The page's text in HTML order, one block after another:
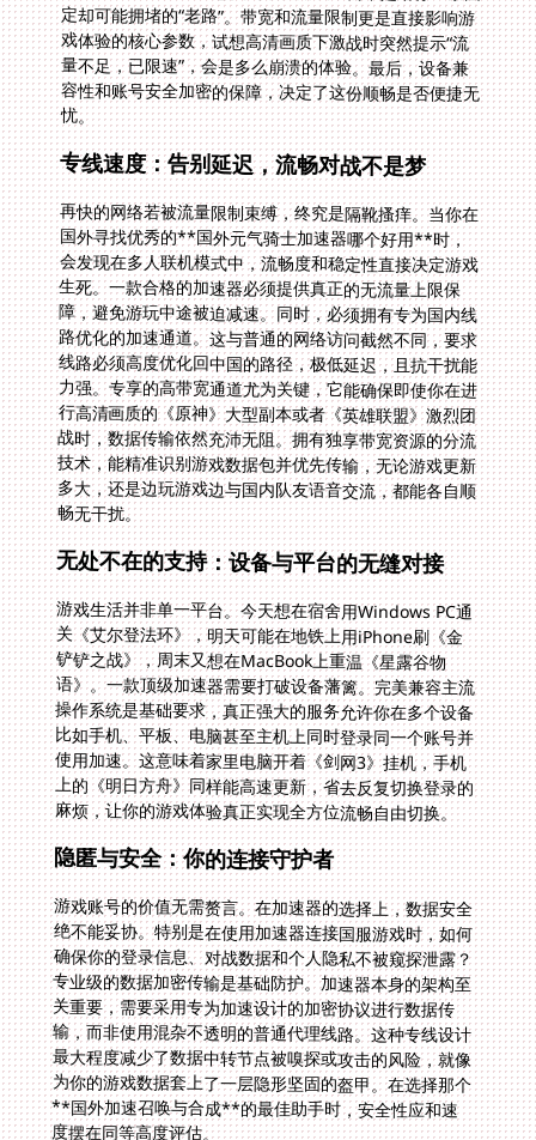
忧。
专线速度：告别延迟，流畅对战不是梦
再快的网络若被流量限制束缚，终究是隔靴搔痒。当你在
国外寻找优秀的**国外元气骑士加速器哪个好用**时，
会发现在多人联机模式中，流畅度和稳定性直接决定游戏
生死。一款合格的加速器必须提供真正的无流量上限保
障，避免游玩中途被迫减速。同时，必须拥有专为国内线
路优化的加速通道。这与普通的网络访问截然不同，要求
线路必须高度优化回中国的路径，极低延迟，且抗干扰能
力强。专享的高带宽通道尤为关键，它能确保即使你在进
行高清画质的《原神》大型副本或者《英雄联盟》激烈团
战时，数据传输依然充沛无阻。拥有独享带宽资源的分流
技术，能精准识别游戏数据包并优先传输，无论游戏更新
多大，还是边玩游戏边与国内队友语音交流，都能各自顺
畅无干扰。
无处不在的支持：设备与平台的无缝对接
游戏生活并非单一平台。今天想在宿舍用Windows PC通
关《艾尔登法环》，明天可能在地铁上用iPhone刷《金
铲铲之战》，周末又想在MacBook上重温《星露谷物
语》。一款顶级加速器需要打破设备藩篱。完美兼容主流
操作系统是基础要求，真正强大的服务允许你在多个设备
比如手机、平板、电脑甚至主机上同时登录同一个账号并
使用加速。这意味着家里电脑开着《剑网3》挂机，手机
上的《明日方舟》同样能高速更新，省去反复切换登录的
麻烦，让你的游戏体验真正实现全方位流畅自由切换。
隐匿与安全：你的连接守护者
游戏账号的价值无需赘言。在加速器的选择上，数据安全
绝不能妥协。特别是在使用加速器连接国服游戏时，如何
确保你的登录信息、对战数据和个人隐私不被窥探泄露？
专业级的数据加密传输是基础防护。加速器本身的架构至
关重要，需要采用专为加速设计的加密协议进行数据传
输，而非使用混杂不透明的普通代理线路。这种专线设计
最大程度减少了数据中转节点被嗅探或攻击的风险，就像
为你的游戏数据套上了一层隐形坚固的盔甲。在选择那个
**国外加速召唤与合成**的最佳助手时，安全性应和速
度摆在同等高度评估。